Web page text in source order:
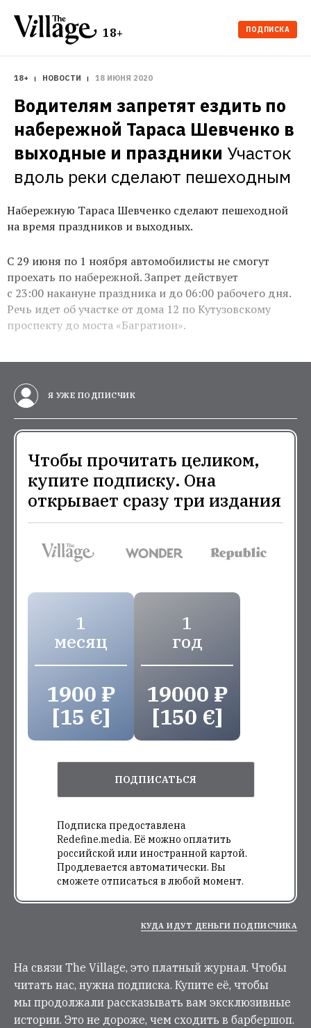
18+ ПОДПИСКА
18+ НОВОСТИ 18 ИЮНЯ 2020
Водителям запретят ездить по
набережной Тараса Шевченко в
выходные и праздники Участок
вдоль реки сделают пешеходным
Набережную Тараса Шевченко сделают пешеходной
на время праздников и выходных.
С 29 июня по 1 ноября автомобилисты не смогут
проехать по набережной. Запрет действует
с 23:00 накануне праздника и до 06:00 рабочего дня.
Речь идет об участке от дома 12 по Кутузовскому
проспекту до моста «Багратион».
Я УЖЕ ПОДПИСЧИК
Чтобы прочитать целиком,
купите подписку. Она
открывает сразу три издания
1
месяц
1900 ₽
[15 €]
1
год
19000 ₽
[150 €]
ПОДПИСАТЬСЯ
Подписка предоставлена
Redefine.media. Её можно оплатить
российской или иностранной картой.
Продлевается автоматически. Вы
сможете отписаться в любой момент.
КУДА ИДУТ ДЕНЬГИ ПОДПИСЧИКА
На связи The Village, это платный журнал. Чтобы
читать нас, нужна подписка. Купите её, чтобы
мы продолжали рассказывать вам эксклюзивные
истории. Это не дороже, чем сходить в барбершоп.